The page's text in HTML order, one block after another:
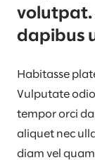
volutpat.
dapibus
Habitasse
Vulputate
tempor orci
aliquet nec
diam vel